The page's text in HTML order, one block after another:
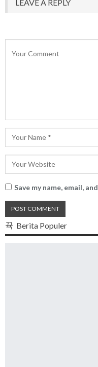
LEAVE A REPLY
Save my name, email,
Berita Populer